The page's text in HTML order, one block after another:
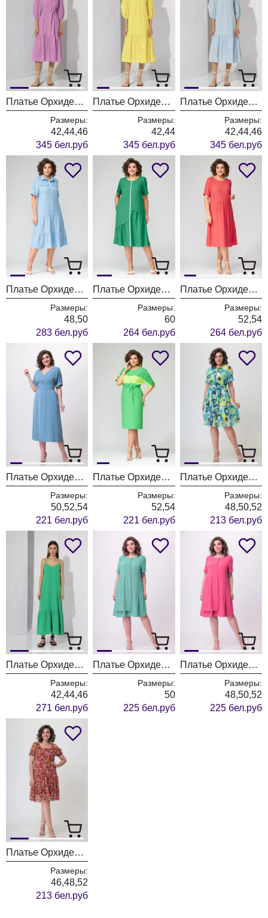
Платье ОрхидеяЛюкс 1287-2
Размеры:
42,44,46
345 бел.руб
Платье ОрхидеяЛюкс 1287-1
Размеры:
42,44
345 бел.руб
Платье ОрхидеяЛюкс 1287
Размеры:
42,44,46
345 бел.руб
Платье ОрхидеяЛюкс 1272
Размеры:
48,50
283 бел.руб
Платье ОрхидеяЛюкс 1271
Размеры:
60
264 бел.руб
Платье ОрхидеяЛюкс 1274
Размеры:
52,54
264 бел.руб
Платье ОрхидеяЛюкс 1169
Размеры:
50,52,54
221 бел.руб
Платье ОрхидеяЛюкс 1252/1
Размеры:
52,54
221 бел.руб
Платье ОрхидеяЛюкс 1182
Размеры:
48,50,52
213 бел.руб
Платье ОрхидеяЛюкс 1267
Размеры:
42,44,46
271 бел.руб
Платье ОрхидеяЛюкс 1177m мята
Размеры:
50
225 бел.руб
Платье ОрхидеяЛюкс 1177c коралл
Размеры:
48,50,52
225 бел.руб
Платье ОрхидеяЛюкс 1181
Размеры:
46,48,52
213 бел.руб